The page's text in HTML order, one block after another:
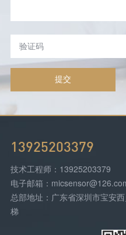
提交
13925203379
技术工程师：13925203379
电子邮箱：
总部地址：广东省深圳市宝安
梯